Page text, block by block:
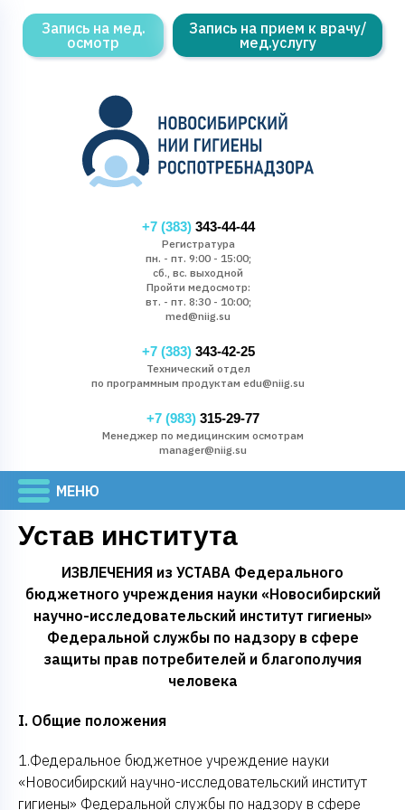
Запись на мед.
осмотр
Запись на прием к врачу/
мед.услугу
+7 (383)343-44-44
Регистратура
пн. - пт. 9:00 - 15:00;
сб., вс. выходной
Пройти медосмотр:
вт. - пт. 8:30 - 10:00;
med@niig.su
+7 (383)343-42-25
Технический отдел
по программным продуктам edu@niig.su
+7 (983)315-29-77
Менеджер по медицинским осмотрам
manager@niig.su
Устав института
ИЗВЛЕЧЕНИЯ из УСТАВА Федерального
бюджетного учреждения науки «Новосибирский
научно-исследовательский институт гигиены»
Федеральной службы по надзору в сфере
защиты прав потребителей и благополучия
человека
I. Общие положения
1.Федеральное бюджетное учреждение науки
«Новосибирский научно-исследовательский институт
гигиены» Федеральной службы по надзору в сфере